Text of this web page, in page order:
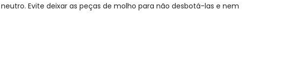
Evite deixar as peças de molho para não desbotá-las e nem